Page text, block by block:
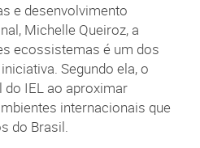
e desenvolvimento
Michelle Queiroz, a
ecossistemas é um dos
Segundo ela, o
IEL ao aproximar
internacionais que
do Brasil.